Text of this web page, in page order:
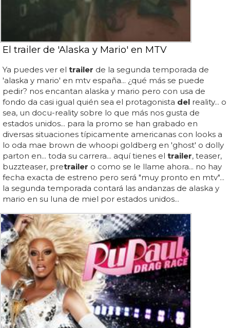
El trailer de 'Alaska y Mario' en MTV
Ya puedes ver el trailer de la segunda temporada de
'alaska y mario' en mtv españa... ¿qué más se puede
pedir? nos encantan alaska y mario pero con usa de
fondo da casi igual quién sea el protagonista del reality... o
sea, un docu-reality sobre lo que más nos gusta de
estados unidos... para la promo se han grabado en
diversas situaciones típicamente americanas con looks a
lo oda mae brown de whoopi goldberg en 'ghost' o dolly
parton en... toda su carrera... aquí tienes el trailer, teaser,
buzzteaser, pretrailer o como se le llame ahora... no hay
fecha exacta de estreno pero será "muy pronto en mtv"...
la segunda temporada contará las andanzas de alaska y
mario en su luna de miel por estados unidos...